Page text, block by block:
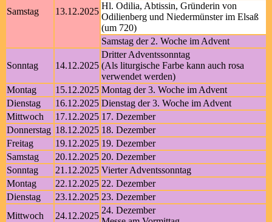
Samstag 13.12.2025
Hl. Odilia, Abtissin, Gründerin von
Odilienberg und Niedermünster im Elsaß
(um 720)
Samstag der 2. Woche im Advent
Sonntag 14.12.2025
Dritter Adventssonntag
(Als liturgische Farbe kann auch rosa
verwendet werden)
Montag
15.12.2025 Montag der 3. Woche im Advent
Dienstag
16.12.2025 Dienstag der 3. Woche im Advent
Mittwoch
17.12.2025 17. Dezember
Donnerstag 18.12.2025 18. Dezember
Freitag
19.12.2025 19. Dezember
Samstag
20.12.2025 20. Dezember
Sonntag
21.12.2025 Vierter Adventssonntag
Montag
22.12.2025 22. Dezember
Dienstag
23.12.2025 23. Dezember
Mittwoch
24.12.2025
24. Dezember